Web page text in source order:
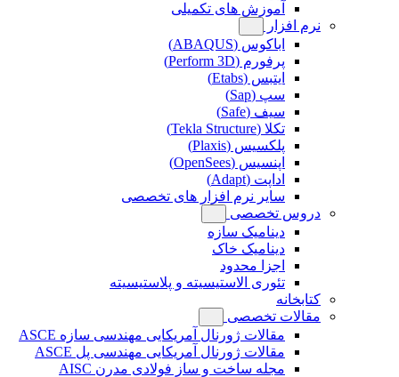
آموزش های تکمیلی
نرم افزار
اباکوس (ABAQUS)
پرفورم (Perform 3D)
ایتبس (Etabs)
سپ (Sap)
سیف (Safe)
تکلا (Tekla Structure)
پلکسیس (Plaxis)
اپنسیس (OpenSees)
اداپت (Adapt)
سایر نرم افزار های تخصصی
دروس تخصصی
دینامیک سازه
دینامیک خاک
اجزا محدود
تئوری الاستیسیته و پلاستیسیته
کتابخانه
مقالات تخصصی
مقالات ژورنال آمریکایی مهندسی سازه ASCE
مقالات ژورنال آمریکایی مهندسی پل ASCE
مجله ساخت و ساز فولادی مدرن AISC